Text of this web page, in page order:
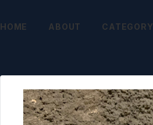
HOME ABOUT CATEGORY